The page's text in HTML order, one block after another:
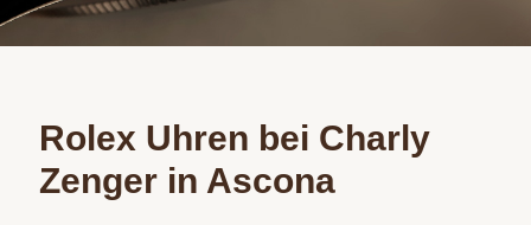
Rolex Uhren bei Charly
Zenger in Ascona